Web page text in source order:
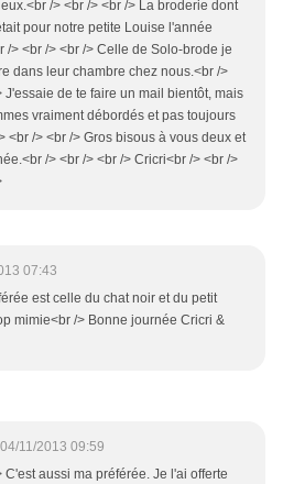
/> <br /> <br /> La broderie dont
pour notre petite Louise l'année
/> <br /> <br /> Celle de Solo-brode je
dans leur chambre chez nous.<br />
J'essaie de te faire un mail bientôt, mais
vraiment débordés et pas toujours
<br /> <br /> Gros bisous à vous deux et
/> <br /> <br /> Cricri<br /> <br />
07:43
est celle du chat noir et du petit
mimie<br /> Bonne journée Cricri &
04/11/2013 09:59
C'est aussi ma préférée. Je l'ai offerte